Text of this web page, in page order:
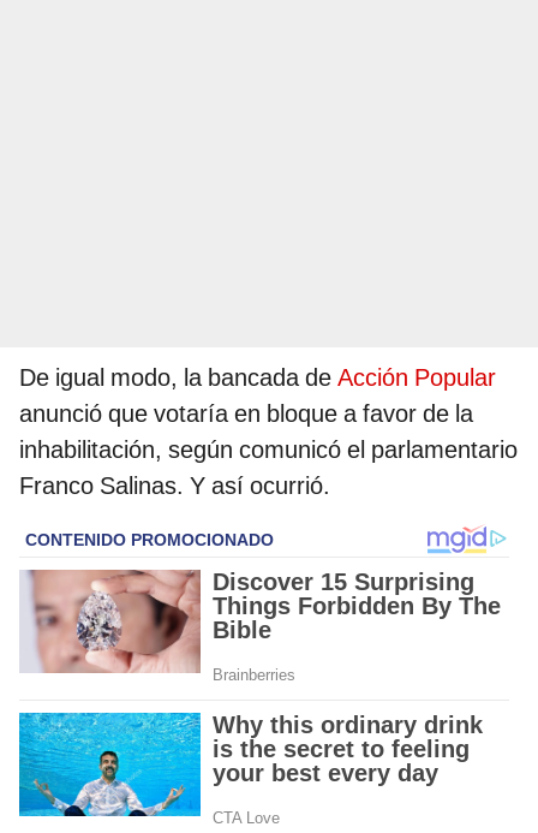
De igual modo, la bancada de Acción Popular
anunció que votaría en bloque a favor de la
inhabilitación, según comunicó el parlamentario
Franco Salinas. Y así ocurrió.